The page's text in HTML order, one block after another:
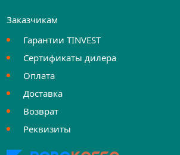
Заказчикам
Гарантии TINVEST
Сертификаты дилера
Оплата
Доставка
Возврат
Реквизиты